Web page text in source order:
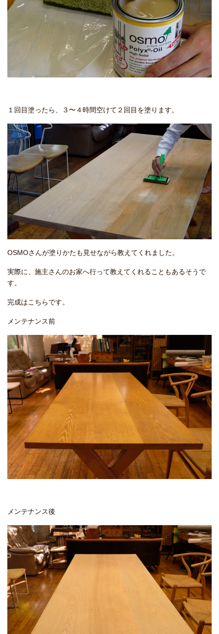
１回目塗ったら、３〜４時間空けて２回目を塗ります。
OSMOさんが塗りかたも見せながら教えてくれました。
実際に、施主さんのお家へ行って教えてくれることもあるそうで
す。
完成はこちらです。
メンテナンス前
メンテナンス後